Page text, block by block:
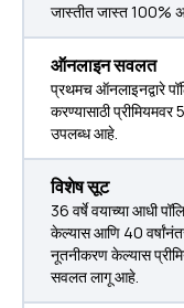
जास्तीत जास्त 100%
ऑनलाइन सवलत
प्रथमच ऑनलाइनद्वारे
करण्यासाठी
उपलब्ध आहे.
विशेष सूट
36 वर्षे वयाच्या आधी
केल्यास आणि 40
नूतनीकरण केल्यास
सवलत लागू आहे.